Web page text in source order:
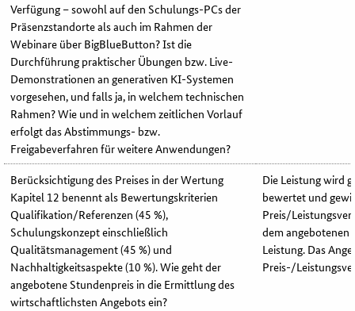
Verfügung – sowohl auf den Schulungs-PCs der
Präsenzstandorte als auch im Rahmen der
Webinare über BigBlueButton? Ist die
Durchführung praktischer Übungen bzw. Live-
Demonstrationen an generativen KI-Systemen
vorgesehen, und falls ja, in welchem technischen
Rahmen? Wie und in welchem zeitlichen Vorlauf
erfolgt das Abstimmungs- bzw.
Freigabeverfahren für weitere Anwendungen?
Berücksichtigung des Preises in der Wertung
Kapitel 12 benennt als Bewertungskriterien
Qualifikation/Referenzen (45 %),
Schulungskonzept einschließlich
Qualitätsmanagement (45 %) und
Nachhaltigkeitsaspekte (10 %). Wie geht der
angebotene Stundenpreis in die Ermittlung des
wirtschaftlichsten Angebots ein?
Die Leistung wird
bewertet und
Preis/
dem angebotenen
Leistung. Das
Preis-/